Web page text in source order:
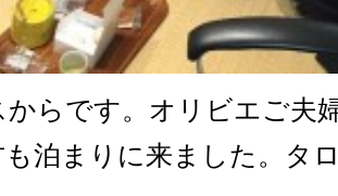
らです。オリビエご夫
も泊まりに来ました。タ